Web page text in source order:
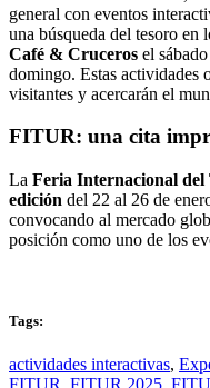
general con eventos
una búsqueda del tesoro en
Café & Cruceros el
domingo. Estas actividades
visitantes y acercarán el
FITUR: una cita
La Feria Internacional
edición del 22 al 26 de
convocando al mercado
posición como uno de los
Tags:
actividades interactivas,